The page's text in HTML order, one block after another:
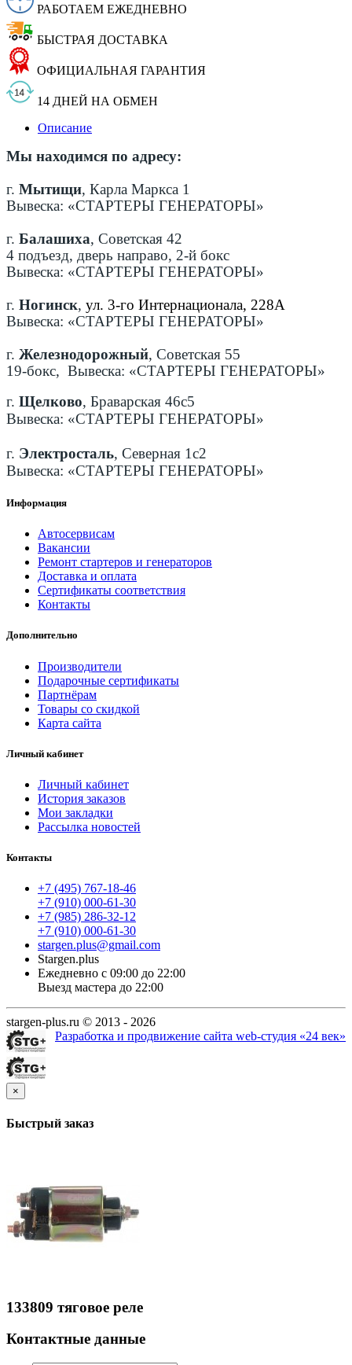
РАБОТАЕМ ЕЖЕДНЕВНО
БЫСТРАЯ ДОСТАВКА
ОФИЦИАЛЬНАЯ ГАРАНТИЯ
14 ДНЕЙ НА ОБМЕН
Описание
Мы находимся по адресу:
г. Мытищи, Карла Маркса 1
Вывеска: «СТАРТЕРЫ ГЕНЕРАТОРЫ»
г. Балашиха, Советская 42
4 подъезд, дверь направо, 2-й бокс
Вывеска: «СТАРТЕРЫ ГЕНЕРАТОРЫ»
г. Ногинск, ул. 3-го Интернационала, 228А
Вывеска: «СТАРТЕРЫ ГЕНЕРАТОРЫ»
г. Железнодорожный, Советская 55
19-бокс, Вывеска: «СТАРТЕРЫ ГЕНЕРАТОРЫ»
г. Щелково, Браварская 46с5
Вывеска: «СТАРТЕРЫ ГЕНЕРАТОРЫ»
г. Электросталь, Северная 1с2
Вывеска: «СТАРТЕРЫ ГЕНЕРАТОРЫ»
Информация
Автосервисам
Вакансии
Ремонт стартеров и генераторов
Доставка и оплата
Сертификаты соответствия
Контакты
Дополнительно
Производители
Подарочные сертификаты
Партнёрам
Товары со скидкой
Карта сайта
Личный кабинет
Личный кабинет
История заказов
Мои закладки
Рассылка новостей
Контакты
+7 (495) 767-18-46
+7 (910) 000-61-30
+7 (985) 286-32-12
+7 (910) 000-61-30
stargen.plus@gmail.com
Stargen.plus
Ежедневно с 09:00 до 22:00
Выезд мастера до 22:00
stargen-plus.ru © 2013 - 2026
Разработка и продвижение сайта web-студия «24 век»
×
Быстрый заказ
133809 тяговое реле
Контактные данные